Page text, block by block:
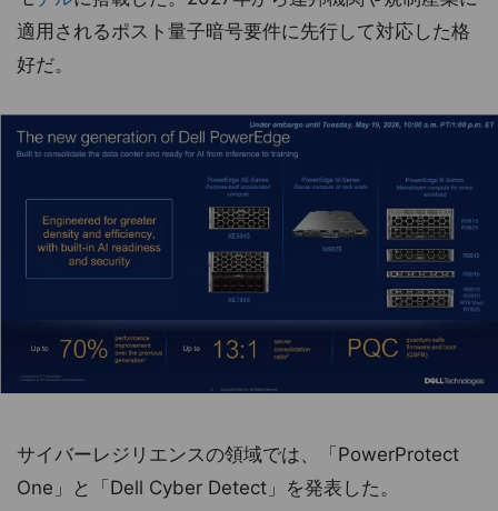
適用されるポスト量子暗号要件に先行して対応した格
好だ。
サイバーレジリエンスの領域では、「PowerProtect
One」と「Dell Cyber Detect」を発表した。